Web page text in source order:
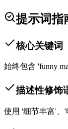
提示词指
核心关键词
始终包含 'funny
描述性修饰
使用 '细节丰富'、'